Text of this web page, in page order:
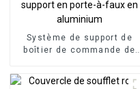
Système de support de
boîtier de commande de
de support en porte-à-faux
en aluminium